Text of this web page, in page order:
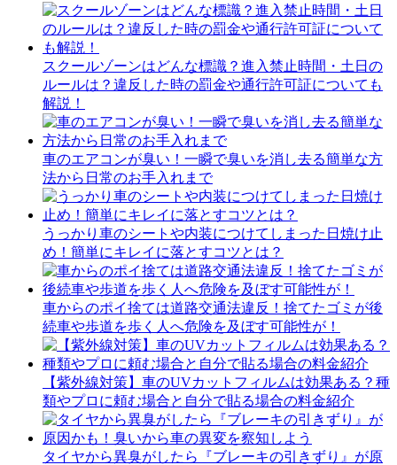
スクールゾーンはどんな標識？進入禁止時間・土日の
ルールは？違反した時の罰金や通行許可証についても
解説！
車のエアコンが臭い！一瞬で臭いを消し去る簡単な方
法から日常のお手入れまで
うっかり車のシートや内装につけてしまった日焼け止
め！簡単にキレイに落とすコツとは？
車からのポイ捨ては道路交通法違反！捨てたゴミが後
続車や歩道を歩く人へ危険を及ぼす可能性が！
【紫外線対策】車のUVカットフィルムは効果ある？種
類やプロに頼む場合と自分で貼る場合の料金紹介
タイヤから異臭がしたら『ブレーキの引きずり』が原